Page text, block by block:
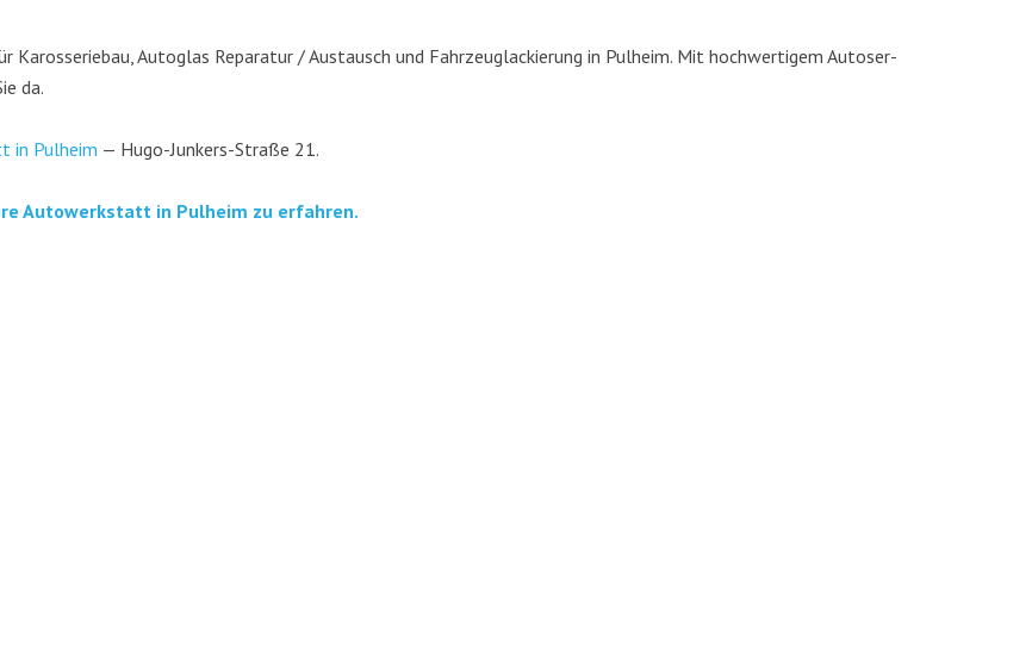
Auto­glas Repa­ra­tur / Aus­tausch und Fahr­zeug­la­ckie­rung in Pul­heim. Mit hoch­wer­ti­gem Auto­ser­
da.
in Pul­heim — Hugo-Jun­kers-Stra­ße 21.
Auto­werk­statt in Pul­heim zu erfahren.